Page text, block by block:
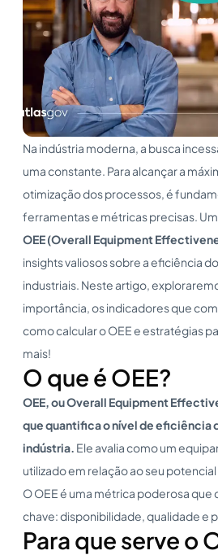
Na indústria moderna, a busca
uma constante. Para alcançar a
otimização dos processos, é
ferramentas e métricas precisas.
OEE (Overall Equipment
insights valiosos sobre a eficiência
industriais. Neste artigo,
importância, os indicadores que
como calcular o OEE e estratégias
mais!
O que é OEE?
OEE, ouOverall Equipment
que quantifica o nível de eficiência
indústria. Ele avalia como um
utilizado em relação ao seu
O OEE é uma métrica poderosa
chave: disponibilidade, qualidade e
Para que serve o